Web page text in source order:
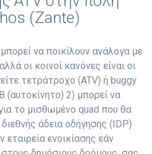
(Zante)
να ποικίλουν ανάλογα με
οι κοινοί κανόνες είναι οι
τετράτροχο (ATV) ή buggy
(αυτοκίνητο) 2) μπορεί να
το μισθωμένο quad που θα
άδεια οδήγησης (IDP)
εταιρεία ενοικίασης εάν